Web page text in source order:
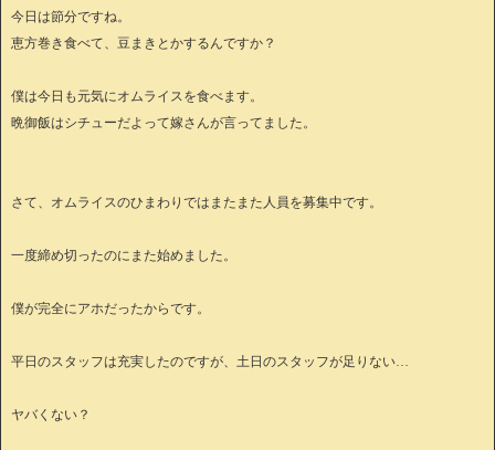
今日は節分ですね。
恵方巻き食べて、豆まきとかするんですか？
僕は今日も元気にオムライスを食べます。
晩御飯はシチューだよって嫁さんが言ってました。
さて、オムライスのひまわりではまたまた人員を募集中です。
一度締め切ったのにまた始めました。
僕が完全にアホだったからです。
平日のスタッフは充実したのですが、土日のスタッフが足りない…
ヤバくない？